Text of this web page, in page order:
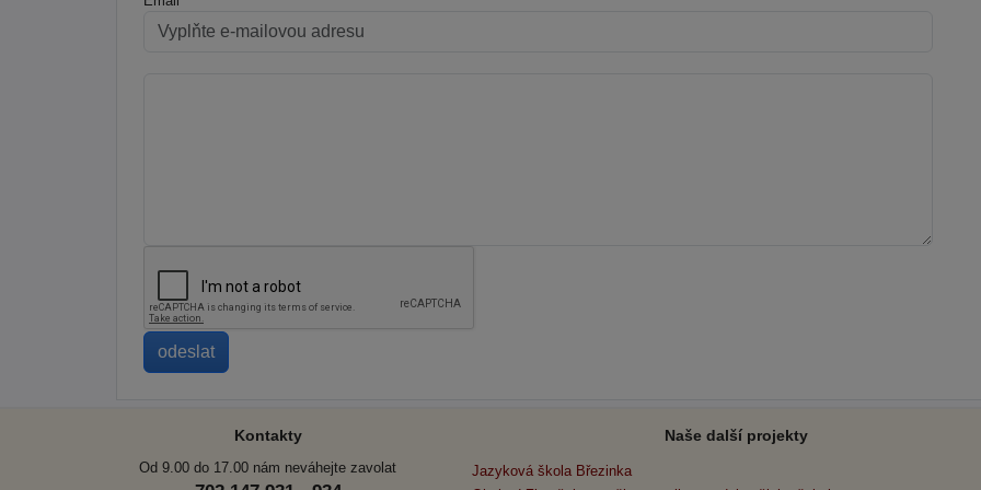
Kontakty
Od 9.00 do 17.00 nám neváhejte zavolat
Naše další projekty
Jazyková škola Březinka